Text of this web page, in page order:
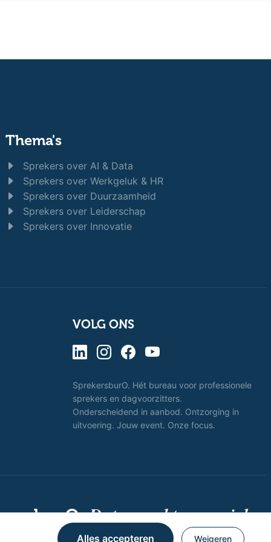
Thema's
Sprekers over AI & Data
Sprekers over Werkgeluk & HR
Sprekers over Duurzaamheid
Sprekers over Leiderschap
Sprekers over Innovatie
VOLG ONS
SprekersburO. Hét bureau voor professionele
sprekers en dagvoorzitters.
Onderscheidend in aanbod. Ontzorging in
uitvoering. Jouw event. Onze focus.
Dat spreekt voor zich.
Alles accepteren Weigeren